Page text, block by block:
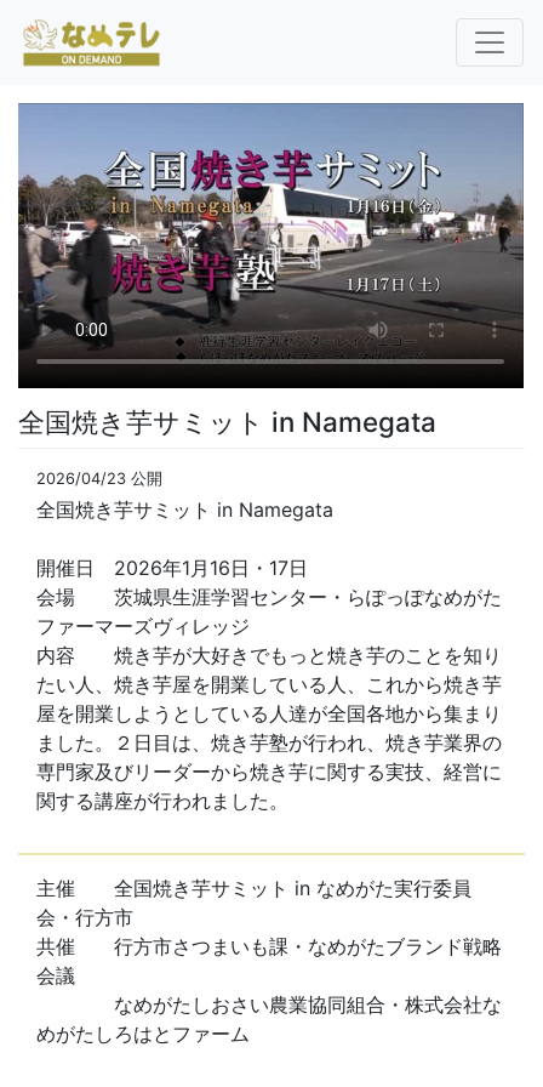
全国焼き芋サミット in Namegata
2026/04/23 公開
全国焼き芋サミット in Namegata
開催日 2026年1月16日・17日
会場 茨城県生涯学習センター・らぽっぽなめがた
ファーマーズヴィレッジ
内容 焼き芋が大好きでもっと焼き芋のことを知り
たい人、焼き芋屋を開業している人、これから焼き芋
屋を開業しようとしている人達が全国各地から集まり
ました。２日目は、焼き芋塾が行われ、焼き芋業界の
専門家及びリーダーから焼き芋に関する実技、経営に
関する講座が行われました。
主催 全国焼き芋サミット in なめがた実行委員
会・行方市
共催 行方市さつまいも課・なめがたブランド戦略
会議
なめがたしおさい農業協同組合・株式会社な
めがたしろはとファーム